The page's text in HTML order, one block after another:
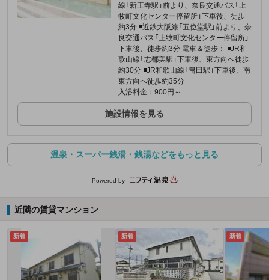
線「新王寺駅」前より、奈良交通バス「上
牧町文化センター停留所」下車後、徒歩
約3分 ◾️近鉄大阪線「五位堂駅」前より、奈
良交通バス「上牧町文化センター停留所」
下車後、徒歩約3分 電車＆徒歩： ◾️JR和
歌山線「志都美駅」下車後、東方向へ徒歩
約30分 ◾️JR和歌山線「畠田駅」下車後、南
東方向へ徒歩約35分
入浴料金：900円～
施設情報を見る
温泉・スーパー銭湯・銭湯などをもっと見る
Powered by
近隣の賃貸マンション
新着 新着 新着